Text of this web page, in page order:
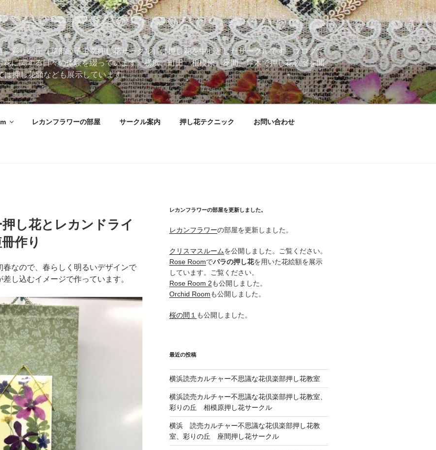
彩りの丘（草部睦子主宰押し花サークル）は押し花を中心としたサークルです。ブログで
に関する日々の体験を綴っています。横浜、町田、相模原、座間、厚木で押し花教室を開
は押し花額なども展示しています。
レカンフラワーの部屋 サークル案内 押し花テクニック お問い合わせ
し花とレカンドライ
作り
なので、春らしく明るいデザインで
し込むイメージで作っています。
レカンフラワーの部屋を更新しました。
レカンフラワーの部屋を更新しました。
クリスマスルームを公開しました。ご覧ください。
Rose Roomでバラの押し花を用いた花絵額を展示
しています。ご覧ください。
Rose Room 2も公開しました。
Orchid Roomも公開しました。
桜の間１ も公開しました。
最近の投稿
横浜読売カルチャー不思議な花倶楽部押し花教室
横浜読売カルチャー不思議な花倶楽部押し花教室、
彩りの丘 相模原押し花サークル
横浜 読売カルチャー不思議な花倶楽部押し花教
室、彩りの丘 座間押し花サークル